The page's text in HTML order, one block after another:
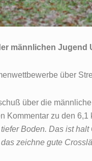
männlichen Jugend
über
über die
Kommentar zu den 6,1
Boden. Das ist
zeichne gute